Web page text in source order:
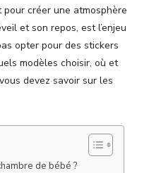
créer une atmosphère
et son repos, est l’enjeu
opter pour des stickers
modèles choisir, où et
devez savoir sur les
de bébé ?